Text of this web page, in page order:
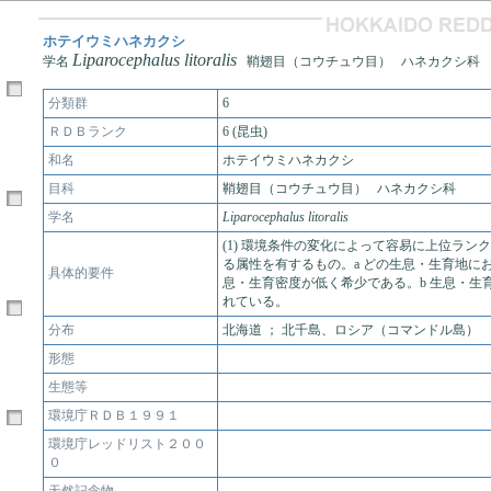
ホテイウミハネカクシ
学名 Liparocephalus litoralis 鞘翅目（コウチュウ目） ハネカクシ科
分類群
6
ＲＤＢランク
6 (昆虫)
和名
ホテイウミハネカクシ
目科
鞘翅目（コウチュウ目） ハネカクシ科
学名
Liparocephalus litoralis
具体的要件
(1) 環境条件の変化によって容易に上位ラン
る属性を有するもの。a どの生息・生育地に
息・生育密度が低く希少である。b 生息・生
れている。
分布
北海道 ； 北千島、ロシア（コマンドル島）
形態
生態等
環境庁ＲＤＢ１９９１
環境庁レッドリスト２００
０